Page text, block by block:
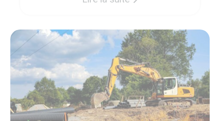
une excellente idée, en mettant en
[…]